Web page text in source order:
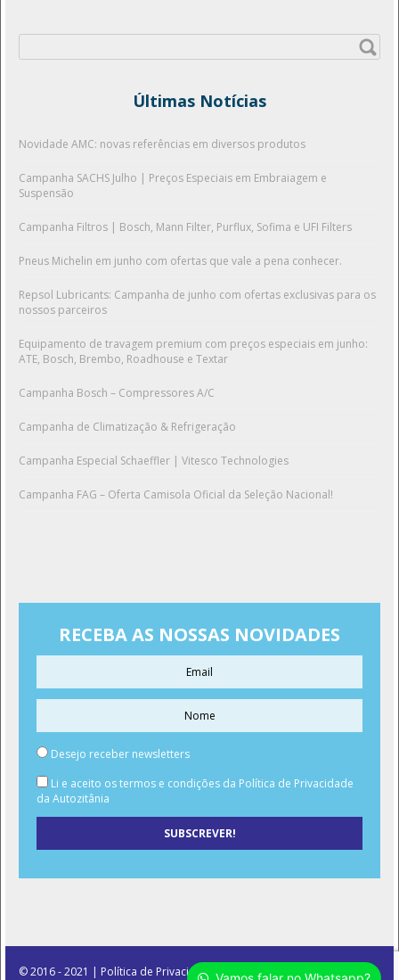
por:
Últimas Notícias
Novidade AMC: novas referências em diversos produtos
Campanha SACHS Julho | Preços Especiais em Embraiagem e
Suspensão
Campanha Filtros | Bosch, Mann Filter, Purflux, Sofima e UFI Filters
Pneus Michelin em junho com ofertas que vale a pena conhecer.
Repsol Lubricants: Campanha de junho com ofertas exclusivas para os
nossos parceiros
Equipamento de travagem premium com preços especiais em junho:
ATE, Bosch, Brembo, Roadhouse e Textar
Campanha Bosch – Compressores A/C
Campanha de Climatização & Refrigeração
Campanha Especial Schaeffler | Vitesco Technologies
Campanha FAG – Oferta Camisola Oficial da Seleção Nacional!
RECEBA AS NOSSAS NOVIDADES
Desejo receber newsletters
Li e aceito os termos e condições da Política de Privacidade
da Autozitânia
© 2016 - 2021 | Política de Privacidade